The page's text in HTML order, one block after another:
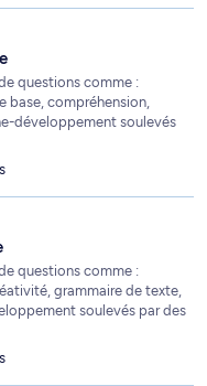
questions comme :
base, compréhension,
développement soulevés
questions comme :
grammaire de texte,
soulevés par des